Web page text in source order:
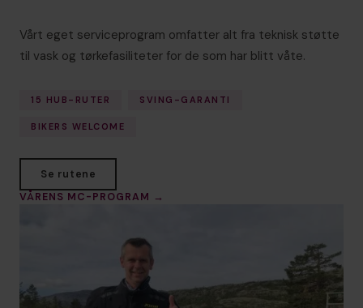
Vårt eget serviceprogram omfatter alt fra teknisk støtte
til vask og tørkefasiliteter for de som har blitt våte.
15 HUB-RUTER SVING-GARANTI
BIKERS WELCOME
Se rutene
VÅRENS MC-PROGRAM →